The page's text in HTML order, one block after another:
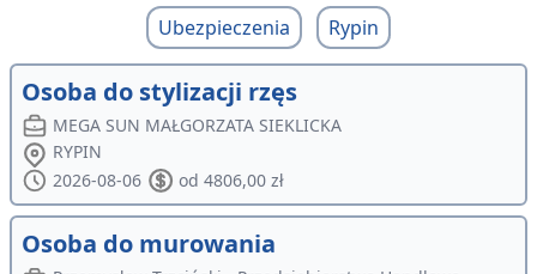
Ubezpieczenia
Rypin
Osoba do stylizacji rzęs
MEGA SUN MAŁGORZATA SIEKLICKA
RYPIN
2026-08-06
od 4806,00 zł
Osoba do murowania